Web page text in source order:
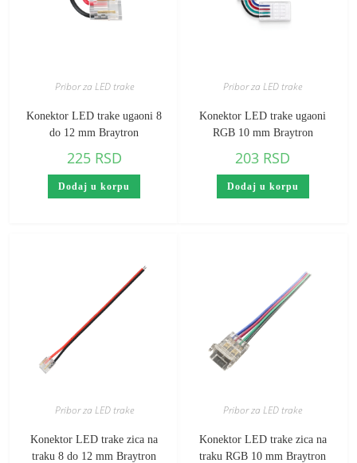
Pribor za LED trake
Konektor LED trake ugaoni 8
do 12 mm Braytron
225 RSD
Dodaj u korpu
Pribor za LED trake
Konektor LED trake ugaoni
RGB 10 mm Braytron
203 RSD
Dodaj u korpu
Pribor za LED trake
Konektor LED trake zica na
traku 8 do 12 mm Braytron
Pribor za LED trake
Konektor LED trake zica na
traku RGB 10 mm Braytron